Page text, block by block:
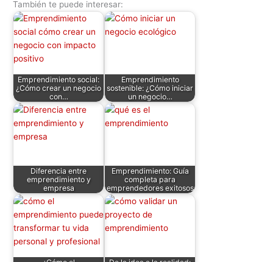
at
s
A
p
p
c
e
b
o
o
k
itt
er
k
e
n
d
di
er
e
ai
También te puede interesar:
Emprendimiento social:
¿Cómo crear un negocio
con…
Emprendimiento
sostenible: ¿Cómo iniciar
un negocio…
Diferencia entre
emprendimiento y
empresa
Emprendimiento: Guía
completa para
emprendedores exitosos